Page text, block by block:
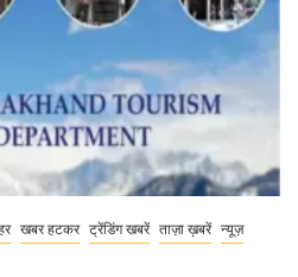
खबर हटकर ट्रेंडिंग खबरें ताज़ा ख़बरें न्यूज़